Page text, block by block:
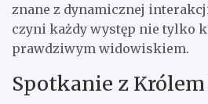
znane z dynamicznej
czyni każdy występ nie tylko
prawdziwym widowiskiem.
Spotkanie z